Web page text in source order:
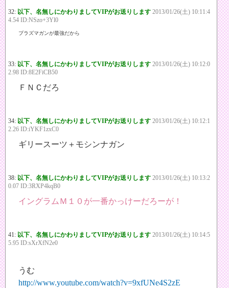
32: 以下、名無しにかわりましてVIPがお送りします 2013/01/26(土) 10:11:4
4.54 ID:NSzo+3Yl0
プラズマガンが最強だから
33: 以下、名無しにかわりましてVIPがお送りします 2013/01/26(土) 10:12:0
2.98 ID:8E2FiCB50
ＦＮＣだろ
34: 以下、名無しにかわりましてVIPがお送りします 2013/01/26(土) 10:12:1
2.26 ID:iYKF1zxC0
ギリースーツ＋モシンナガン
38: 以下、名無しにかわりましてVIPがお送りします 2013/01/26(土) 10:13:2
0.07 ID:3RXP4kqB0
イングラムＭ１０が一番かっけーだろーが！
41: 以下、名無しにかわりましてVIPがお送りします 2013/01/26(土) 10:14:5
5.95 ID:sXrXfN2e0
うむ
http://www.youtube.com/watch?v=9xfUNe4S2zE